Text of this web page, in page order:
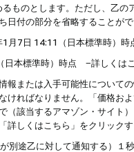
ものとします。ただし、乙
日付の部分を省略することが
1月7日 14:11（日本標準時）
日本標準時）時点 −詳しくは
報または入手可能性について
ければなりません。「価格
（該当するアマゾン・サイト
詳しくはこちら」をクリック
別途乙に対して通知する）